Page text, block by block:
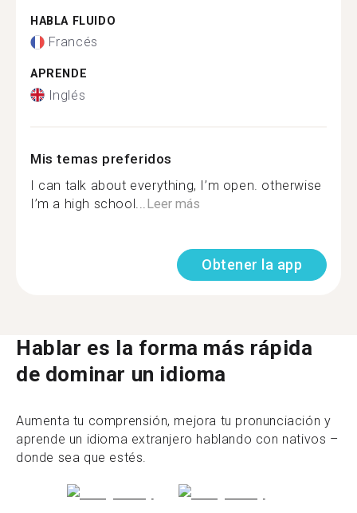
HABLA FLUIDO
Francés
APRENDE
Inglés
Mis temas preferidos
I can talk about everything, I’m open. otherwise
I’m a high school... Leer más
Obtener la app
Hablar es la forma más rápida
de dominar un idioma
Aumenta tu comprensión, mejora tu pronunciación y
aprende un idioma extranjero hablando con nativos –
donde sea que estés.